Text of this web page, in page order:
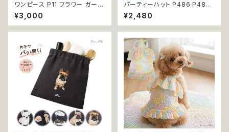
ワンピース P11 フラワー ガーリ
ー かわいい ドッグウェア dog
犬 猫 ペット 服 犬服 猫服 小型
犬 返品交換不可
¥3,000
パーティーハット P486 P487
P488 P489 P490 P491 三
角帽子 とんがり帽子 王冠 帽子
ハット 誕生日 パーティー ドック
ッグ ウェア ドッグウエア 犬洋服
犬の洋服 洋服 猫 猫服 猫の服
ペット 小型犬 中型犬 おしゃれ
かわいい 可愛い 返品交換不可
¥2,480